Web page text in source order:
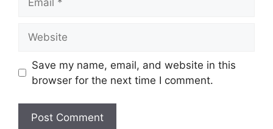
Save my name, email, and website in this
browser for the next time I comment.